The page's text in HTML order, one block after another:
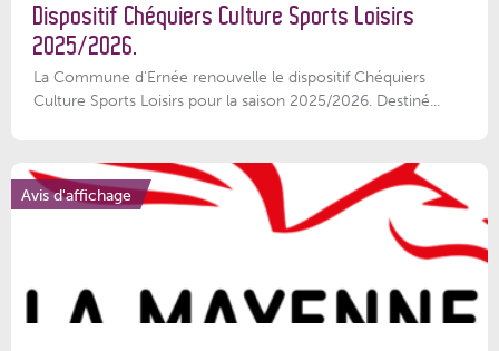
Dispositif Chéquiers Culture Sports Loisirs
2025/2026.
La Commune d'Ernée renouvelle le dispositif Chéquiers
Culture Sports Loisirs pour la saison 2025/2026. Destiné...
Avis d'affichage